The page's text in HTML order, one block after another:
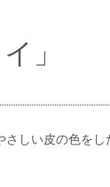
」
しい皮の色をし